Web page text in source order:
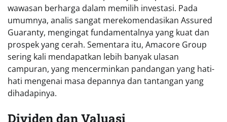
wawasan berharga dalam memilih investasi. Pada
umumnya, analis sangat merekomendasikan Assured
Guaranty, mengingat fundamentalnya yang kuat dan
prospek yang cerah. Sementara itu, Amacore Group
sering kali mendapatkan lebih banyak ulasan
campuran, yang mencerminkan pandangan yang hati-
hati mengenai masa depannya dan tantangan yang
dihadapinya.
Dividen dan Valuasi